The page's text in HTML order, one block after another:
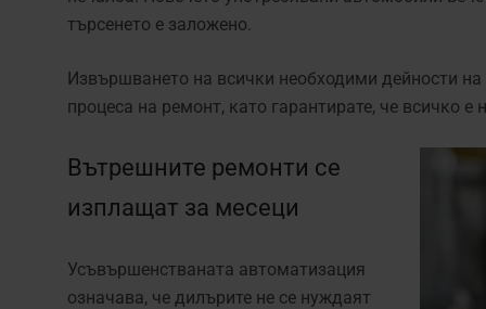
търсенето е заложено.
Извършването на всички необходими дейности
процеса на ремонт, като гарантирате, че всичко
Вътрешните ремонти се
изплащат за месеци
Усъвършенстваната автоматизация
означава, че дилърите не се нуждаят